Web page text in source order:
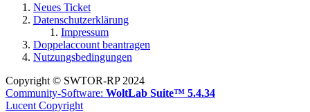
Neues Ticket
Datenschutzerklärung
Impressum
Doppelaccount beantragen
Nutzungsbedingungen
Copyright © SWTOR-RP 2024
Community-Software: WoltLab Suite™ 5.4.34
Lucent Copyright